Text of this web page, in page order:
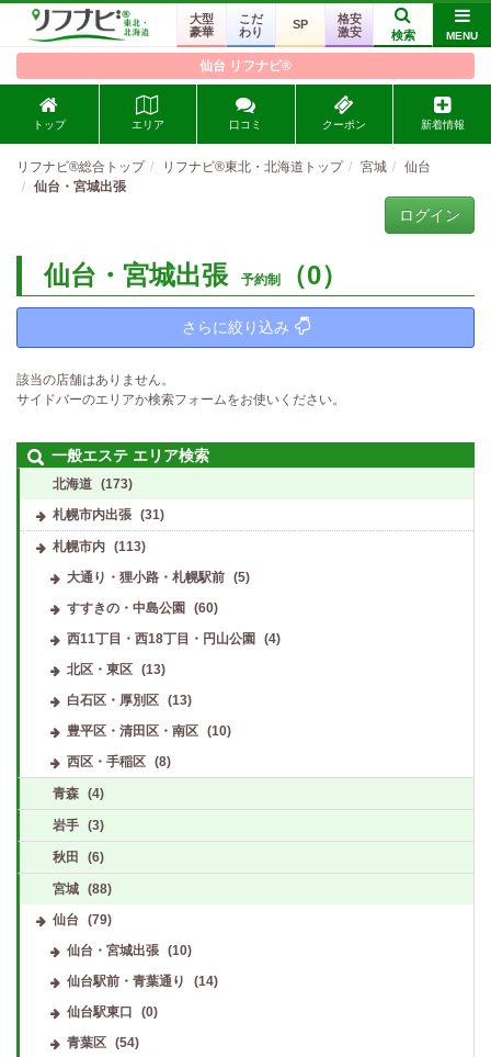
大型
豪華
こだ
わり
SP
格安
激安
検索 MENU
仙台 リフナビ®
トップ エリア 口コミ クーポン 新着情報
リフナビ®総合トップ リフナビ®東北・北海道トップ 宮城
仙台
仙台・宮城出張
ログイン
仙台・宮城出張 予約制 （0）
さらに絞り込み
該当の店舗はありません。
サイドバーのエリアか検索フォームをお使いください。
一般エステ エリア検索
北海道 (173)
札幌市内出張 (31)
札幌市内 (113)
大通り・狸小路・札幌駅前
(5)
すすきの・中島公園
(60)
西11丁目・西18丁目・円山公園
(4)
北区・東区
(13)
白石区・厚別区
(13)
豊平区・清田区・南区
(10)
西区・手稲区
(8)
青森 (4)
岩手 (3)
秋田 (6)
宮城 (88)
仙台 (79)
仙台・宮城出張
(10)
仙台駅前・青葉通り
(14)
仙台駅東口
(0)
青葉区
(54)